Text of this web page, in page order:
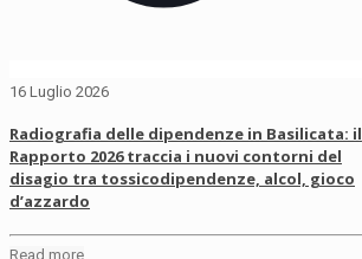
16 Luglio 2026
Radiografia delle dipendenze in Basilicata: il
Rapporto 2026 traccia i nuovi contorni del
disagio tra tossicodipendenze, alcol, gioco
d’azzardo
Read more